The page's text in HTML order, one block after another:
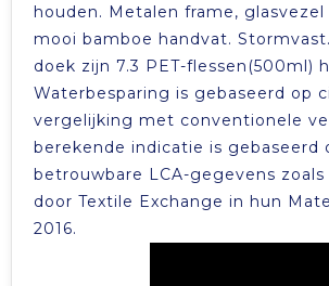
houden. Metalen frame,
mooi bamboe handvat.
doek zijn 7.3 PET-flessen(500ml)
Waterbesparing is gebaseerd op
vergelijking met conventionele
berekende indicatie is gebaseerd
betrouwbare LCA-gegevens
door Textile Exchange in hun
2016.